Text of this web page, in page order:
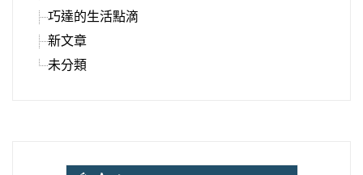
巧達的生活點滴
新文章
未分類